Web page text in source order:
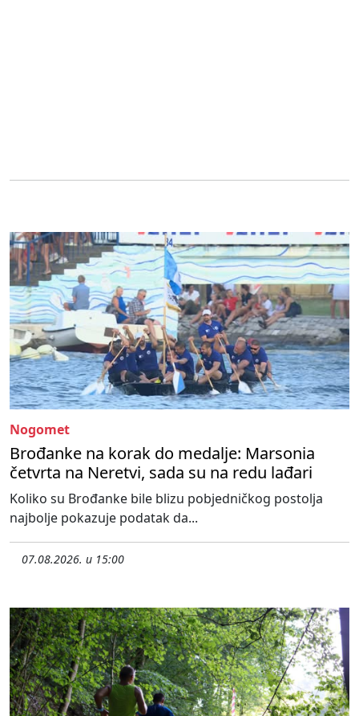
Nogomet
Brođanke na korak do medalje: Marsonia
četvrta na Neretvi, sada su na redu lađari
Koliko su Brođanke bile blizu pobjedničkog postolja
najbolje pokazuje podatak da...
07.08.2026. u 15:00